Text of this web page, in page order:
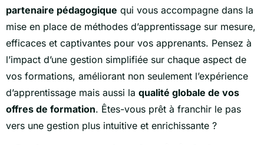
partenaire pédagogique qui vous accompagne dans la
mise en place de méthodes d’apprentissage sur mesure,
efficaces et captivantes pour vos apprenants. Pensez à
l’impact d’une gestion simplifiée sur chaque aspect de
vos formations, améliorant non seulement l’expérience
d’apprentissage mais aussi la qualité globale de vos
offres de formation. Êtes-vous prêt à franchir le pas
vers une gestion plus intuitive et enrichissante ?